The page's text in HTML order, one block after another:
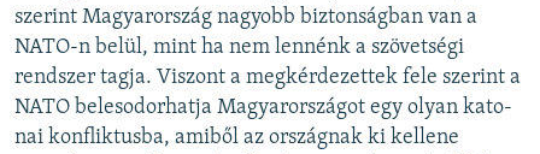
szerint Magyarország nagyobb biztonságban van a
NATO-n belül, mint ha nem lennénk a szövetségi
rendszer tagja. Viszont a megkérdezettek fele szerint a
NATO belesodorhatja Magyarországot egy olyan kato­
nai konfliktusba, amiből az országnak ki kellene